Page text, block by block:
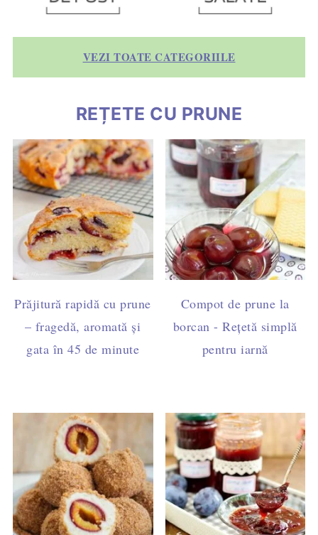
VEZI TOATE CATEGORIILE
REȚETE CU PRUNE
Prăjitură rapidă cu prune
– fragedă, aromată și
gata în 45 de minute
Compot de prune la
borcan - Rețetă simplă
pentru iarnă